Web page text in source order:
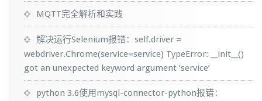
MQTT完全解析和实践
解决运行Selenium报错：self.driver =
webdriver.Chrome(service=service) TypeError: __init__()
got an unexpected keyword argument ‘service’
python 3.6使用mysql-connector-python报错：